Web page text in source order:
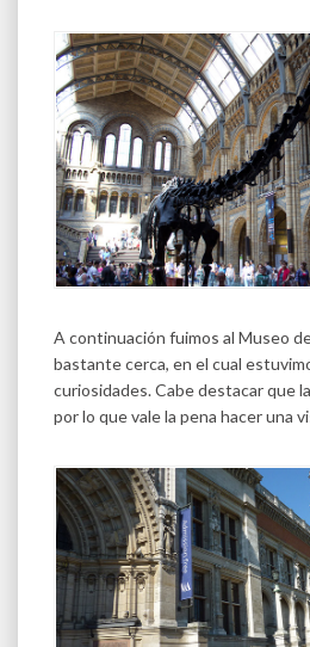
A continuación fuimos al Museo
bastante cerca, en el cual
curiosidades. Cabe destacar que
por lo que vale la pena hacer una